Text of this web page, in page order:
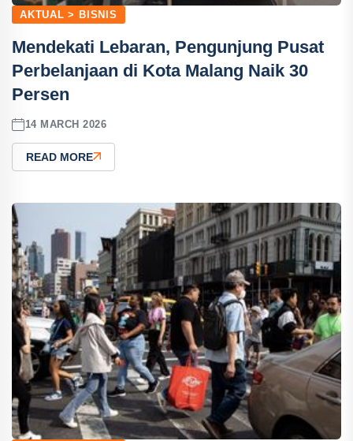
AKTUAL > BISNIS
Mendekati Lebaran, Pengunjung Pusat
Perbelanjaan di Kota Malang Naik 30
Persen
14 MARCH 2026
READ MORE